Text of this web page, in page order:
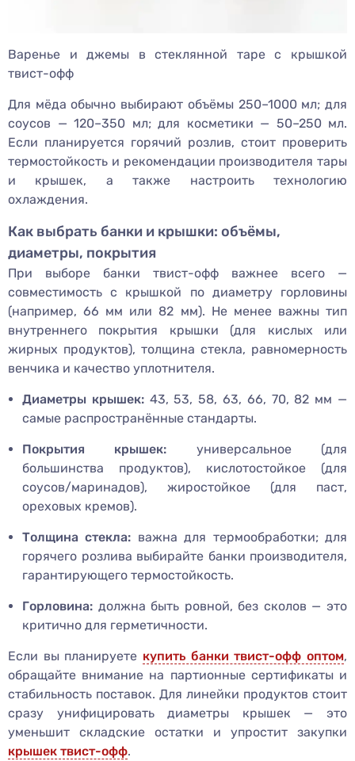
Варенье и джемы в стеклянной таре с крышкой
твист-офф
Для мёда обычно выбирают объёмы 250–1000 мл; для
соусов — 120–350 мл; для косметики — 50–250 мл.
Если планируется горячий розлив, стоит проверить
термостойкость и рекомендации производителя тары
и крышек, а также настроить технологию
охлаждения.
Как выбрать банки и крышки: объёмы,
диаметры, покрытия
При выборе банки твист-офф важнее всего —
совместимость с крышкой по диаметру горловины
(например, 66 мм или 82 мм). Не менее важны тип
внутреннего покрытия крышки (для кислых или
жирных продуктов), толщина стекла, равномерность
венчика и качество уплотнителя.
Диаметры крышек:43, 53, 58, 63, 66, 70, 82 мм —
самые распространённые стандарты.
Покрытия крышек: универсальное (для
большинства продуктов), кислотостойкое (для
соусов/маринадов), жиростойкое (для паст,
ореховых кремов).
Толщина стекла: важна для термообработки; для
горячего розлива выбирайте банки производителя,
гарантирующего термостойкость.
Горловина: должна быть ровной, без сколов — это
критично для герметичности.
Если вы планируете купить банки твист-офф оптом,
обращайте внимание на партионные сертификаты и
стабильность поставок. Для линейки продуктов стоит
сразу унифицировать диаметры крышек — это
уменьшит складские остатки и упростит закупки
крышек твист-офф.